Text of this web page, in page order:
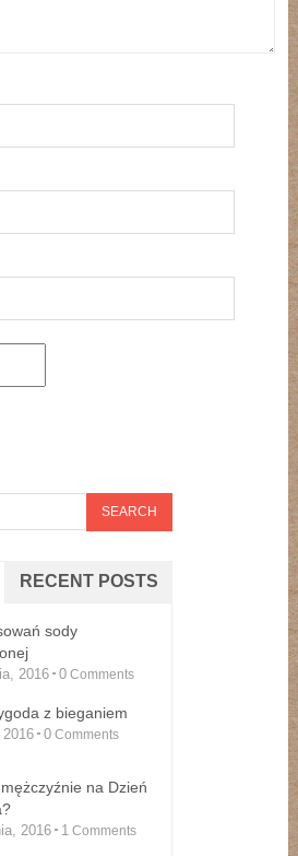
RECENT POSTS
sody
2016 0 Comments
z bieganiem
0 Comments
na Dzień
2016 1 Comments